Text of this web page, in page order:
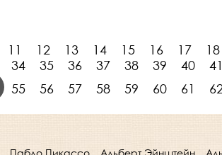
11 12 13 14 15 16 17 18
34 35 36 37 38 39 40 41
55 56 57 58 59 60 61